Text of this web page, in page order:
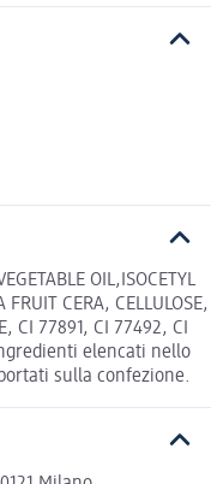
OIL,ISOCETYL
FRUIT CERA, CELLULOSE,
CI 77891, CI 77492, CI
elencati nello
sulla confezione.